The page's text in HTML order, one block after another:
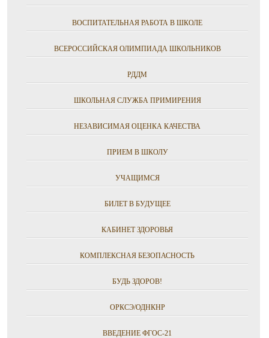
ВОСПИТАТЕЛЬНАЯ РАБОТА В ШКОЛЕ
ВСЕРОССИЙСКАЯ ОЛИМПИАДА ШКОЛЬНИКОВ
РДДМ
ШКОЛЬНАЯ СЛУЖБА ПРИМИРЕНИЯ
НЕЗАВИСИМАЯ ОЦЕНКА КАЧЕСТВА
ПРИЕМ В ШКОЛУ
УЧАЩИМСЯ
БИЛЕТ В БУДУЩЕЕ
КАБИНЕТ ЗДОРОВЬЯ
КОМПЛЕКСНАЯ БЕЗОПАСНОСТЬ
БУДЬ ЗДОРОВ!
ОРКСЭ/ОДНКНР
ВВЕДЕНИЕ ФГОС-21